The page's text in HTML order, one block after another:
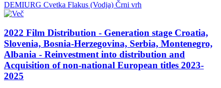
DEMIURG Cvetka Flakus (Vodja) Črni vrh
2022 Film Distribution - Generation stage Croatia,
Slovenia, Bosnia-Herzegovina, Serbia, Montenegro,
Albania - Reinvestment into distribution and
Acquisition of non-national European titles 2023-
2025